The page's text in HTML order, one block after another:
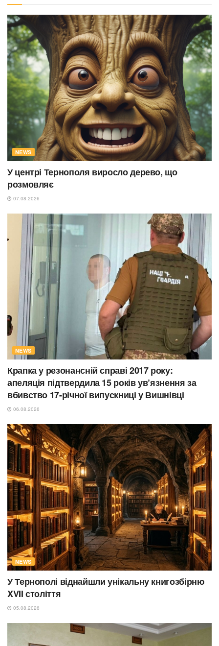
NEWS
У центрі Тернополя виросло дерево, що
розмовляє
07.08.2026
NEWS
Крапка у резонансній справі 2017 року:
апеляція підтвердила 15 років ув’язнення за
вбивство 17-річної випускниці у Вишнівці
06.08.2026
NEWS
У Тернополі віднайшли унікальну книгозбірню
XVII століття
05.08.2026